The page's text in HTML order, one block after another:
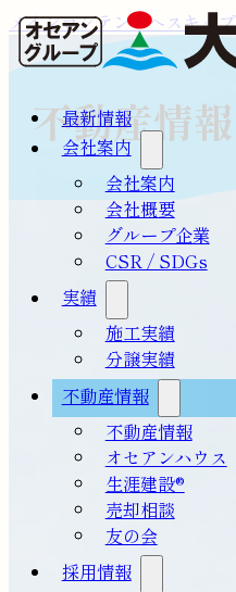
メインコンテンツへスキップ
最新情報
会社案内
会社案内
会社概要
グループ企業
CSR / SDGs
実績
施工実績
分譲実績
不動産情報
不動産情報
オセアンハウス
生涯建設®
売却相談
友の会
採用情報
不動産情報